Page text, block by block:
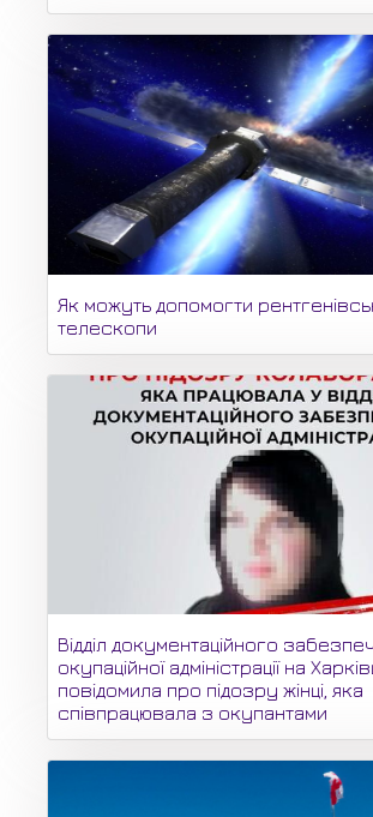
Як можуть допомогти
телескопи
Відділ документаційного
окупаційної адміністрації на
повідомила про підозру жінці, яка
співпрацювала з окупантами